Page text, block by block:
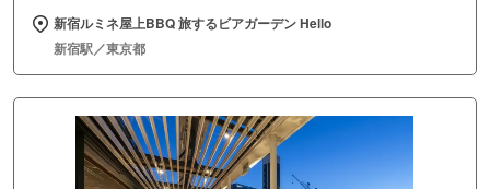
新宿ルミネ屋上BBQ 旅するビアガーデン Hello
新宿駅／東京都